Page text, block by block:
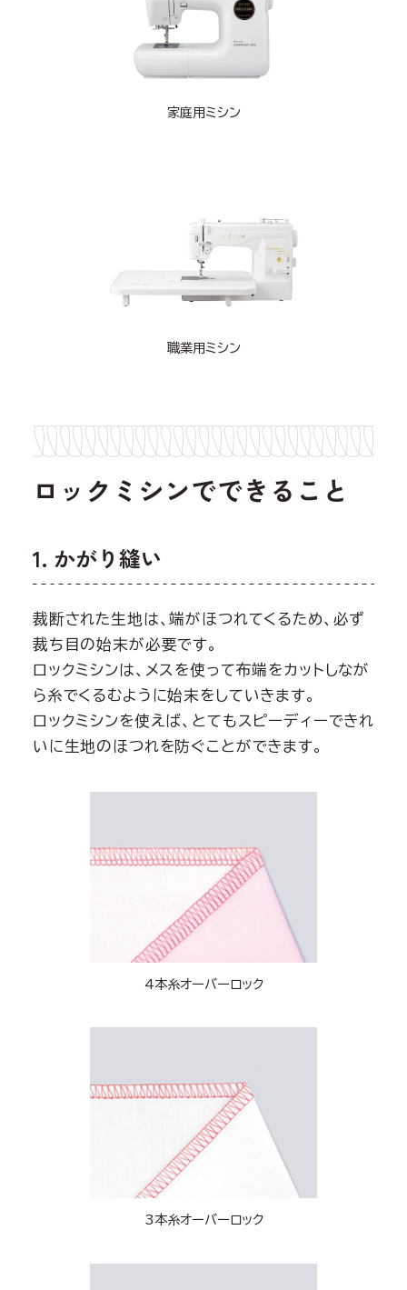
家庭用ミシン
職業用ミシン
ロックミシンでできること
1. かがり縫い
裁断された生地は、端がほつれてくるため、必ず
裁ち目の始末が必要です。
ロックミシンは、メスを使って布端をカットしなが
ら糸でくるむように始末をしていきます。
ロックミシンを使えば、とてもスピーディーできれ
いに生地のほつれを防ぐことができます。
4本糸オーバーロック
3本糸オーバーロック